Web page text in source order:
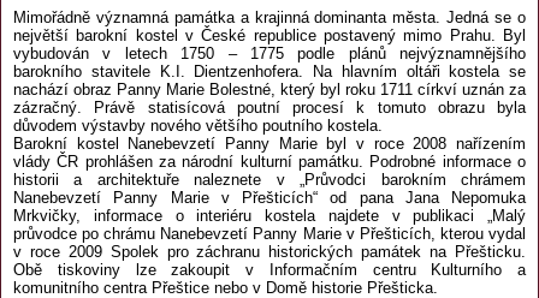
Mimořádně významná památka a krajinná dominanta města. Jedná se o
největší barokní kostel v České republice postavený mimo Prahu. Byl
vybudován v letech 1750 – 1775 podle plánů nejvýznamnějšího
barokního stavitele K.I. Dientzenhofera. Na hlavním oltáři kostela se
nachází obraz Panny Marie Bolestné, který byl roku 1711 církví uznán za
zázračný. Právě statisícová poutní procesí k tomuto obrazu byla
důvodem výstavby nového většího poutního kostela.
Barokní kostel Nanebevzetí Panny Marie byl v roce 2008 nařízením
vlády ČR prohlášen za národní kulturní památku. Podrobné informace o
historii a architektuře naleznete v „Průvodci barokním chrámem
Nanebevzetí Panny Marie v Přešticích“ od pana Jana Nepomuka
Mrkvičky, informace o interiéru kostela najdete v publikaci „Malý
průvodce po chrámu Nanebevzetí Panny Marie v Přešticích, kterou vydal
v roce 2009 Spolek pro záchranu historických památek na Přešticku.
Obě tiskoviny lze zakoupit v Informačním centru Kulturního a
komunitního centra Přeštice nebo v Domě historie Přešticka.